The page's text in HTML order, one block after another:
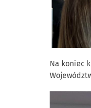
Na koniec